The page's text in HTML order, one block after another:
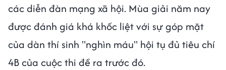
các diễn đàn mạng xã hội. Mùa giải năm nay
được đánh giá khá khốc liệt với sự góp mặt
của dàn thí sinh "nghìn máu" hội tụ đủ tiêu chí
4B của cuộc thi đề ra trước đó.